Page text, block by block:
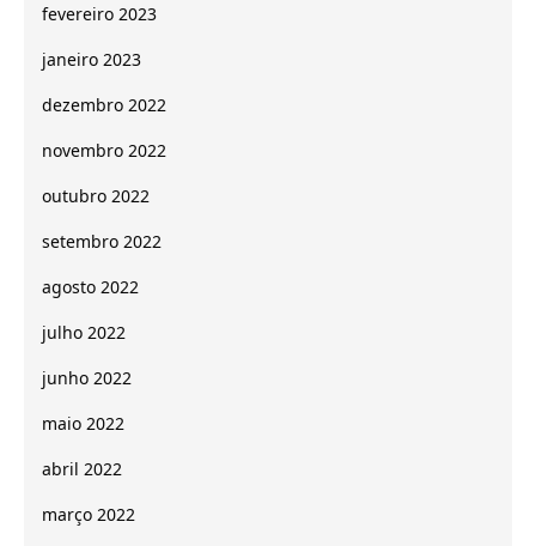
fevereiro 2023
janeiro 2023
dezembro 2022
novembro 2022
outubro 2022
setembro 2022
agosto 2022
julho 2022
junho 2022
maio 2022
abril 2022
março 2022